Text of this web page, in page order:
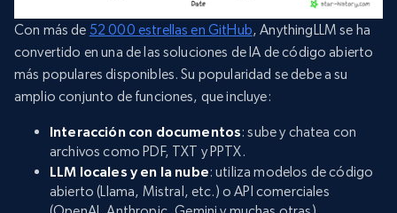
Con más de 52 000 estrellas en GitHub, AnythingLLM se ha
convertido en una de las soluciones de IA de código abierto
más populares disponibles. Su popularidad se debe a su
amplio conjunto de funciones, que incluye:
Interacción con documentos: sube y chatea con
archivos como PDF, TXT y PPTX.
LLM locales y en la nube: utiliza modelos de código
abierto (Llama, Mistral, etc.) o API comerciales